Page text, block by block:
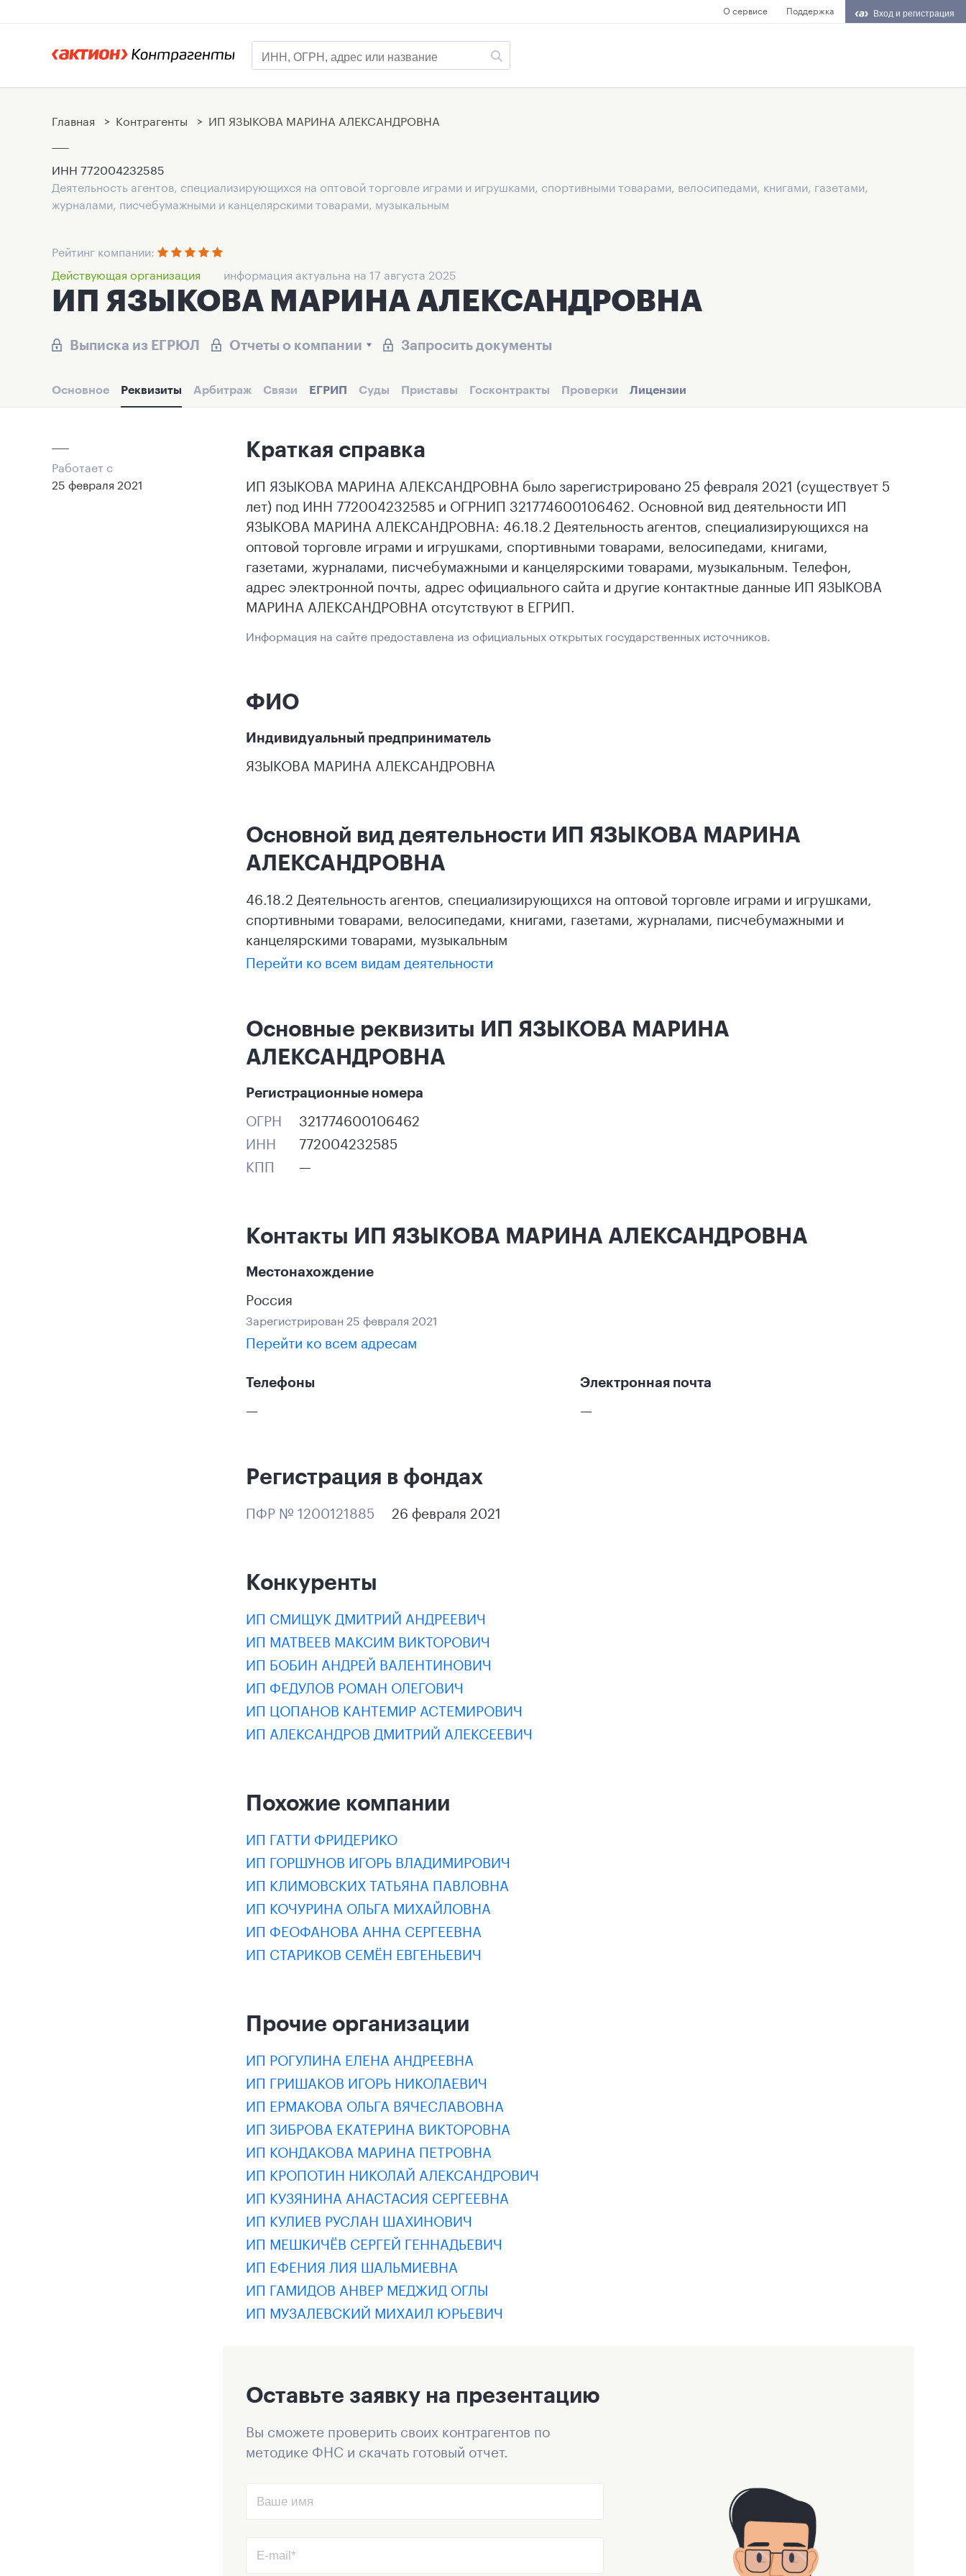
О сервисе Поддержка Вход и регистрация
Главная > Контрагенты > ИП ЯЗЫКОВА МАРИНА АЛЕКСАНДРОВНА
ИНН 772004232585
Деятельность агентов, специализирующихся на оптовой торговле играми и игрушками, спортивными товарами, велосипедами, книгами, газетами,
журналами, писчебумажными и канцелярскими товарами, музыкальным
Рейтинг компании:
Действующая организация
информация актуальна на 17 августа 2025
ИП ЯЗЫКОВА МАРИНА АЛЕКСАНДРОВНА
Выписка из ЕГРЮЛ Отчеты о компании Запросить документы
Основное Реквизиты Арбитраж Связи ЕГРИП Суды Приставы Госконтракты Проверки Лицензии
Работает с
25 февраля 2021
Краткая справка
ИП ЯЗЫКОВА МАРИНА АЛЕКСАНДРОВНА было зарегистрировано 25 февраля 2021 (существует 5
лет) под ИНН 772004232585 и ОГРНИП 321774600106462. Основной вид деятельности ИП
ЯЗЫКОВА МАРИНА АЛЕКСАНДРОВНА: 46.18.2 Деятельность агентов, специализирующихся на
оптовой торговле играми и игрушками, спортивными товарами, велосипедами, книгами,
газетами, журналами, писчебумажными и канцелярскими товарами, музыкальным. Телефон,
адрес электронной почты, адрес официального сайта и другие контактные данные ИП ЯЗЫКОВА
МАРИНА АЛЕКСАНДРОВНА отсутствуют в ЕГРИП.
Информация на сайте предоставлена из официальных открытых государственных источников.
ФИО
Индивидуальный предприниматель
ЯЗЫКОВА МАРИНА АЛЕКСАНДРОВНА
Основной вид деятельности ИП ЯЗЫКОВА МАРИНА
АЛЕКСАНДРОВНА
46.18.2 Деятельность агентов, специализирующихся на оптовой торговле играми и игрушками,
спортивными товарами, велосипедами, книгами, газетами, журналами, писчебумажными и
канцелярскими товарами, музыкальным
Перейти ко всем видам деятельности
Основные реквизиты ИП ЯЗЫКОВА МАРИНА
АЛЕКСАНДРОВНА
Регистрационные номера
ОГРН
321774600106462
ИНН
772004232585
КПП
—
Контакты ИП ЯЗЫКОВА МАРИНА АЛЕКСАНДРОВНА
Местонахождение
Россия
Зарегистрирован 25 февраля 2021
Перейти ко всем адресам
Телефоны
—
Электронная почта
—
Регистрация в фондах
ПФР № 1200121885 26 февраля 2021
Конкуренты
ИП СМИЩУК ДМИТРИЙ АНДРЕЕВИЧ
ИП МАТВЕЕВ МАКСИМ ВИКТОРОВИЧ
ИП БОБИН АНДРЕЙ ВАЛЕНТИНОВИЧ
ИП ФЕДУЛОВ РОМАН ОЛЕГОВИЧ
ИП ЦОПАНОВ КАНТЕМИР АСТЕМИРОВИЧ
ИП АЛЕКСАНДРОВ ДМИТРИЙ АЛЕКСЕЕВИЧ
Похожие компании
ИП ГАТТИ ФРИДЕРИКО
ИП ГОРШУНОВ ИГОРЬ ВЛАДИМИРОВИЧ
ИП КЛИМОВСКИХ ТАТЬЯНА ПАВЛОВНА
ИП КОЧУРИНА ОЛЬГА МИХАЙЛОВНА
ИП ФЕОФАНОВА АННА СЕРГЕЕВНА
ИП СТАРИКОВ СЕМЁН ЕВГЕНЬЕВИЧ
Прочие организации
ИП РОГУЛИНА ЕЛЕНА АНДРЕЕВНА
ИП ГРИШАКОВ ИГОРЬ НИКОЛАЕВИЧ
ИП ЕРМАКОВА ОЛЬГА ВЯЧЕСЛАВОВНА
ИП ЗИБРОВА ЕКАТЕРИНА ВИКТОРОВНА
ИП КОНДАКОВА МАРИНА ПЕТРОВНА
ИП КРОПОТИН НИКОЛАЙ АЛЕКСАНДРОВИЧ
ИП КУЗЯНИНА АНАСТАСИЯ СЕРГЕЕВНА
ИП КУЛИЕВ РУСЛАН ШАХИНОВИЧ
ИП МЕШКИЧЁВ СЕРГЕЙ ГЕННАДЬЕВИЧ
ИП ЕФЕНИЯ ЛИЯ ШАЛЬМИЕВНА
ИП ГАМИДОВ АНВЕР МЕДЖИД ОГЛЫ
ИП МУЗАЛЕВСКИЙ МИХАИЛ ЮРЬЕВИЧ
Оставьте заявку на презентацию
Вы сможете проверить своих контрагентов по
методике ФНС и скачать готовый отчет.